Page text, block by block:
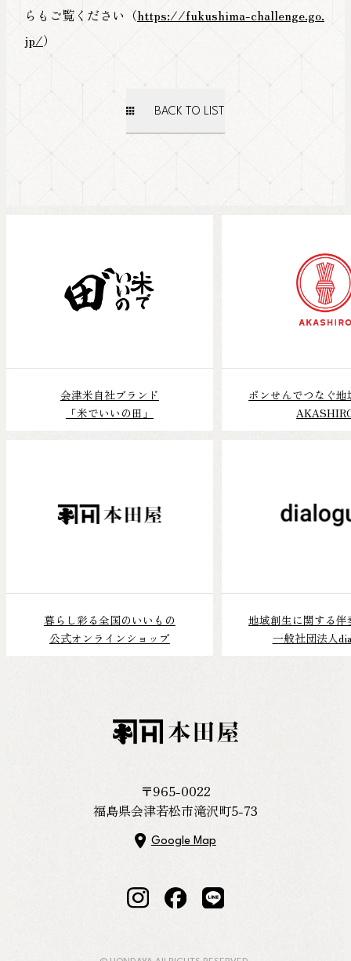
らもご覧ください（https://fukushima-challenge.go.
jp/）
BACK TO LIST
会津米自社ブランド
「米でいいの田」
ポンせんでつなぐ
暮らし彩る全国のいいもの
公式オンラインショップ
地域創生に関する伴
一般社団法人
〒965-0022
福島県会津若松市滝沢町5-73
Google Map